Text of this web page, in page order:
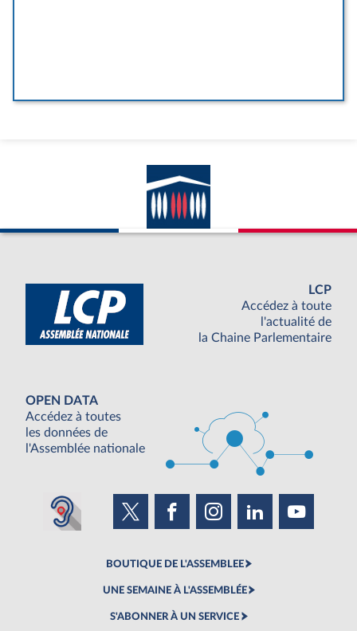
LCP
Accédez à toute
l'actualité de
la Chaine Parlementaire
OPEN DATA
Accédez à toutes
les données de
l'Assemblée nationale
BOUTIQUE DE L'ASSEMBLEE
UNE SEMAINE À L'ASSEMBLÉE
S'ABONNER À UN SERVICE